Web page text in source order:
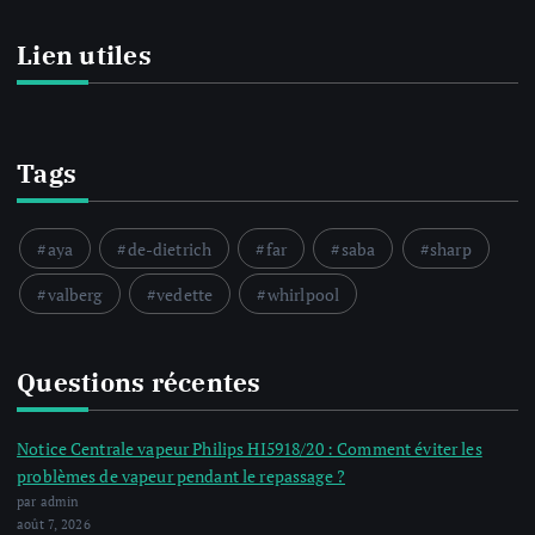
Lien utiles
Tags
aya de-dietrich far saba
sharp
valberg
vedette whirlpool
Questions récentes
Notice Centrale vapeur Philips HI5918/20 : Comment éviter les
problèmes de vapeur pendant le repassage ?
par admin
août 7, 2026